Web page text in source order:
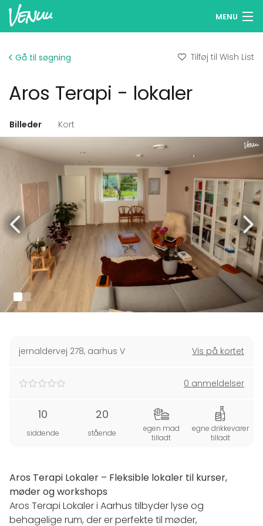
MENU
Log ind
Tilføj dit lokale
Gå til søgning Tilføj til Wish List
Aros Terapi - lokaler
Billeder Kort
jernaldervej 278, aarhus V Vis på kortet
0 anmeldelser
10
siddende
20
stående
egen mad
tilladt
egne drikkevarer
tilladt
Aros Terapi Lokaler – Fleksible lokaler til kurser,
møder og workshops
Aros Terapi Lokaler i Aarhus tilbyder lyse og
behagelige rum, der er perfekte til møder,